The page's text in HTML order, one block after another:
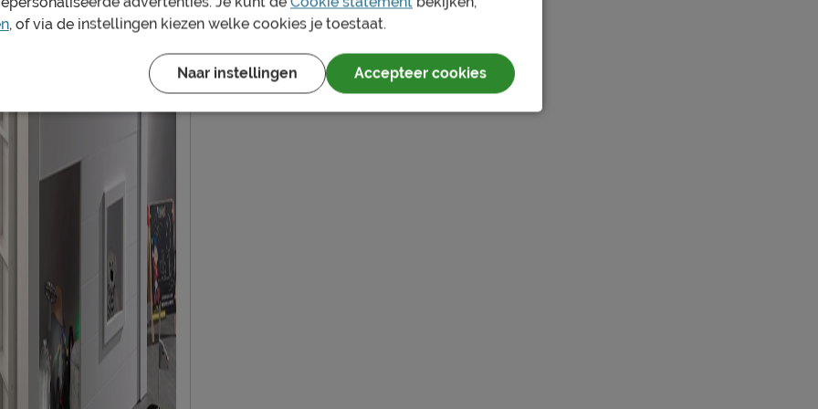
51, 8710, Wielsbeke,
, of via de instellingen kiezen welke cookies je toestaat.
Naar instellingen Accepteer cookies